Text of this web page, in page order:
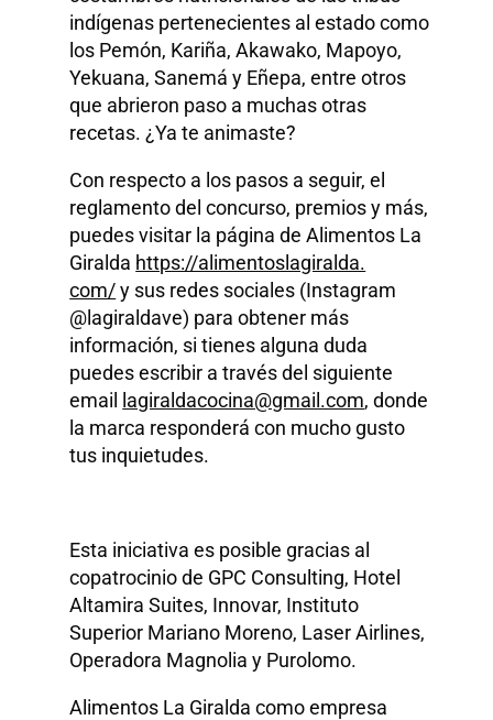
indígenas pertenecientes al estado como
los Pemón, Kariña, Akawako, Mapoyo,
Yekuana, Sanemá y Eñepa, entre otros
que abrieron paso a muchas otras
recetas. ¿Ya te animaste?
Con respecto a los pasos a seguir, el
reglamento del concurso, premios y más,
puedes visitar la página de Alimentos La
Giralda https://alimentoslagiralda.
com/y sus redes sociales (Instagram
@lagiraldave) para obtener más
información, si tienes alguna duda
puedes escribir a través del siguiente
email
lagiraldacocina@gmail.com, donde
la marca responderá con mucho gusto
tus inquietudes.
Esta iniciativa es posible gracias al
copatrocinio de GPC Consulting, Hotel
Altamira Suites, Innovar, Instituto
Superior Mariano Moreno, Laser Airlines,
Operadora Magnolia y Purolomo.
Alimentos La Giralda como empresa